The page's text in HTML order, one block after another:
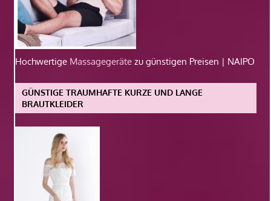
Hochwertige Massagegeräte zu günstigen Preisen | NAIPO
GÜNSTIGE TRAUMHAFTE KURZE UND LANGE
BRAUTKLEIDER